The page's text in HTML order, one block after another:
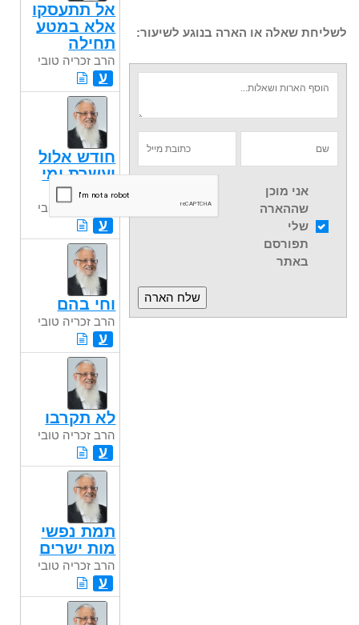
לשליחת שאלה או הארה בנוגע לשיעור:
אני מוכן
שההארה
שלי
תפורסם
באתר
אל תתעסקו
אלא במטע
תחילה
הרב זכריה טובי
ע
חודש אלול
ועשרת ימי
תשובה
הרב זכריה טובי
ע
וחי בהם
הרב זכריה טובי
ע
לא תקרבו
הרב זכריה טובי
ע
תמת נפשי
מות ישרים
הרב זכריה טובי
ע